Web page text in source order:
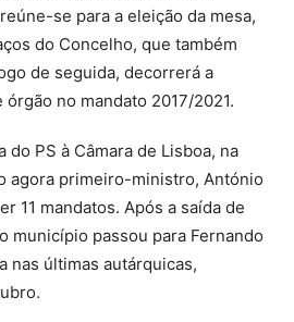
se para a eleição da mesa,
do Concelho, que também
de seguida, decorrerá a
no mandato 2017/2021.
do PS à Câmara de Lisboa, na
agora primeiro-ministro, António
11 mandatos. Após a saída de
município passou para Fernando
nas últimas autárquicas,